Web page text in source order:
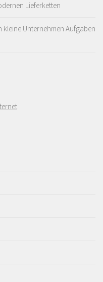
Lieferketten
kleine Unternehmen Aufgaben